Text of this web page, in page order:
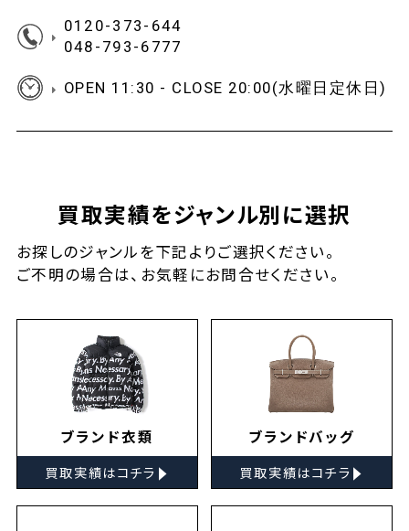
0120-373-644
048-793-6777
OPEN 11:30 - CLOSE 20:00(水曜日定休日)
買取実績をジャンル別に選択
お探しのジャンルを下記よりご選択ください。
ご不明の場合は、お気軽にお問合せください。
ブランド衣類
買取実績はコチラ ▸
ブランドバッグ
買取実績はコチラ ▸